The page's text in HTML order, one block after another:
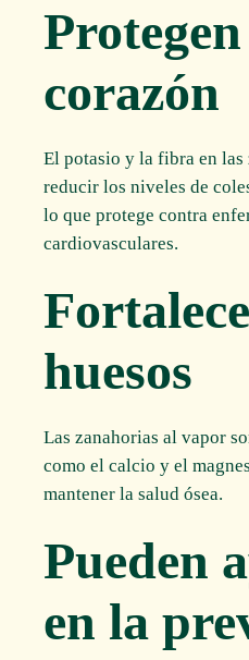
corazón
El potasio y la fibra en
reducir los niveles de
lo que protege contra
cardiovasculares.
huesos
Las zanahorias al vapor
como el calcio y el
mantener la salud ósea.
Pueden
en la